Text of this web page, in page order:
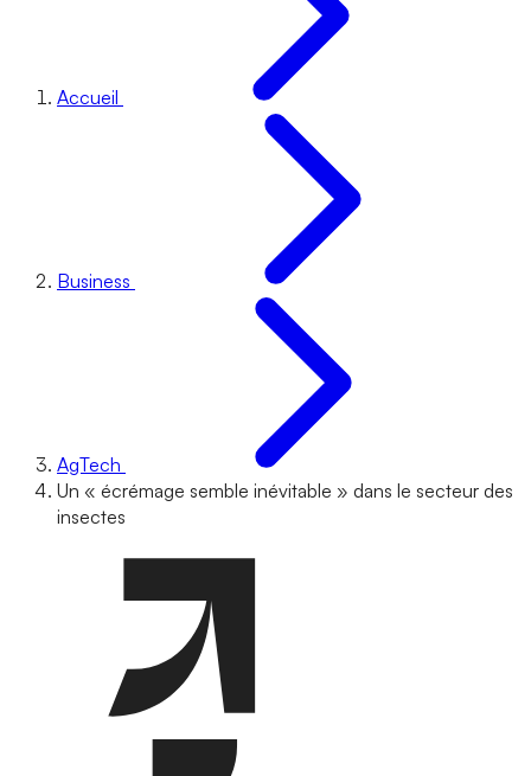
Accueil
Business
AgTech
Un « écrémage semble inévitable » dans le secteur des
insectes